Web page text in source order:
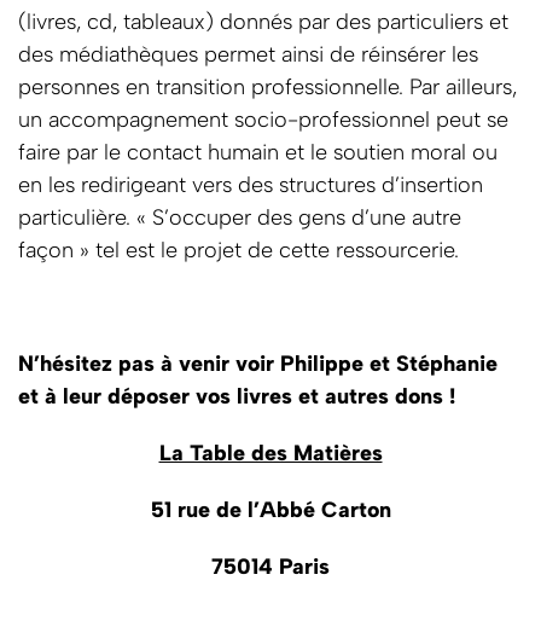
(livres, cd, tableaux) donnés par des particuliers et
des médiathèques permet ainsi de réinsérer les
personnes en transition professionnelle. Par ailleurs,
un accompagnement socio-professionnel peut se
faire par le contact humain et le soutien moral ou
en les redirigeant vers des structures d’insertion
particulière. « S’occuper des gens d’une autre
façon » tel est le projet de cette ressourcerie.
N’hésitez pas à venir voir Philippe et Stéphanie
et à leur déposer vos livres et autres dons !
La Table des Matières
51 rue de l’Abbé Carton
75014 Paris